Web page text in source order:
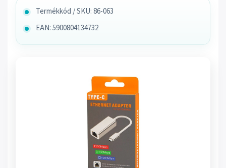
Termékkód / SKU: 86-063
EAN: 5900804134732